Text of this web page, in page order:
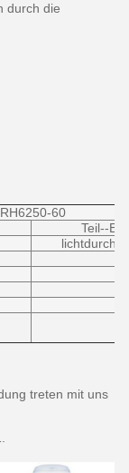
durch die
RH6250-60
Teil--EIn
treten mit uns